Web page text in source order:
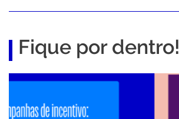
Fique por dentro!